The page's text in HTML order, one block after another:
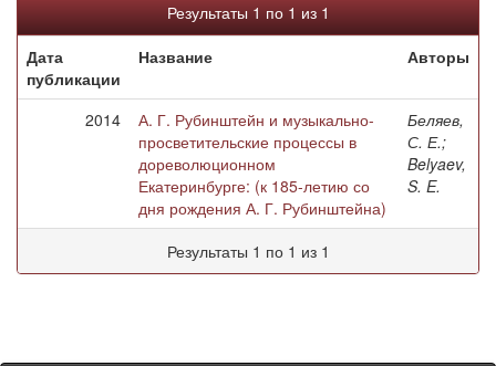
Результаты 1 по 1 из 1
Дата
публикации
Название Авторы
2014
А. Г. Рубинштейн и музыкально-
просветительские процессы в
дореволюционном
Екатеринбурге: (к 185-летию со
дня рождения А. Г. Рубинштейна)
Беляев,
С. Е.;
Belyaev,
S. E.
Результаты 1 по 1 из 1